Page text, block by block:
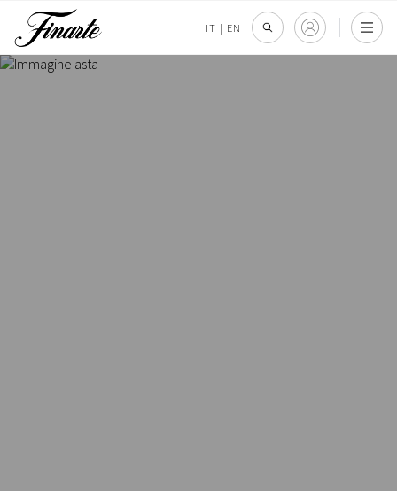
IT | EN